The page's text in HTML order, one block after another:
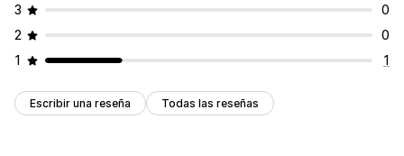
Posición manual Barra de anuncios
Páginas personalizadas Página del carrito
Páginas de colecciones Pie de página Encabezado
Páginas de producto
Buscar página
3
0
2
0
1
1
Escribir una reseña Todas las reseñas